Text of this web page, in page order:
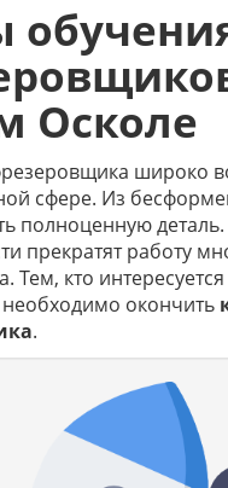
Осколе
широко
сфере. Из
полноценную деталь.
прекратят работу
Тем, кто
окончить
.